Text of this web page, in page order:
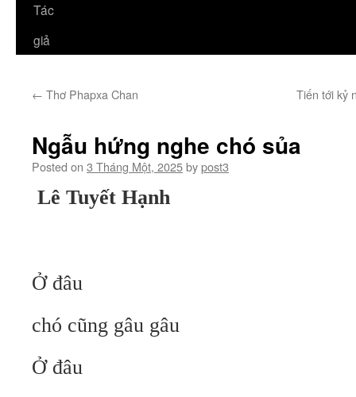
Tác
giả
← Thơ Phapxa Chan Tiến tới kỷ
Ngẫu hứng nghe chó sủa
Posted on 3 Tháng Một, 2025bypost3
Lê Tuyết Hạnh
Ở đâu
chó cũng gâu gâu
Ở đâu